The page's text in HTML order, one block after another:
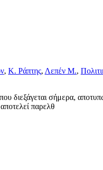
, Κ. Ράπτης, Λεπέν Μ.,
διεξάγεται σήμερα,
παρελθ